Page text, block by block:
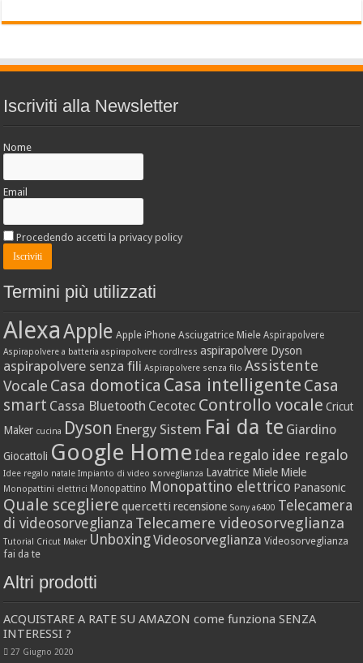
Iscriviti alla Newsletter
Nome
Email
Procedendo accetti la privacy policy
Termini più utilizzati
AlexaApple Apple iPhone Asciugatrice Miele Aspirapolvere
Aspirapolvere a batteria aspirapolvere cordlress aspirapolvere Dyson
aspirapolvere senza fili Aspirapolvere senza filo Assistente
Vocale Casa domotica Casa intelligente Casa
smart Cassa Bluetooth Cecotec Controllo vocale Cricut
Maker cucina Dyson Energy Sistem Fai da te Giardino
Giocattoli Google Home Idea regalo idee regalo
Idee regalo natale Impianto di video sorveglianza Lavatrice Miele Miele
Monopattini elettrici Monopattino Monopattino elettrico Panasonic
Quale scegliere quercetti recensione Sony a6400 Telecamera
di videosorveglianza Telecamere videosorveglianza
Tutorial Cricut Maker UnboxingVideosorveglianza Videosorveglianza
fai da te
Altri prodotti
ACQUISTARE A RATE SU AMAZON come funziona SENZA
INTERESSI ?
27 Giugno 2020